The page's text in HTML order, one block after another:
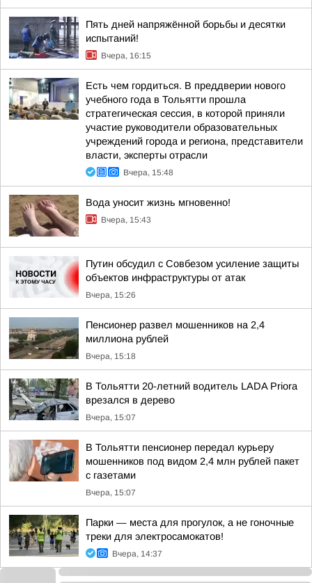
Пять дней напряжённой борьбы и десятки
испытаний!
Вчера, 16:15
Есть чем гордиться. В преддверии нового
учебного года в Тольятти прошла
стратегическая сессия, в которой приняли
участие руководители образовательных
учреждений города и региона, представители
власти, эксперты отрасли
Вчера, 15:48
Вода уносит жизнь мгновенно!
Вчера, 15:43
Путин обсудил с Совбезом усиление защиты
объектов инфраструктуры от атак
Вчера, 15:26
Пенсионер развел мошенников на 2,4
миллиона рублей
Вчера, 15:18
В Тольятти 20-летний водитель LADA Priora
врезался в дерево
Вчера, 15:07
В Тольятти пенсионер передал курьеру
мошенников под видом 2,4 млн рублей пакет
с газетами
Вчера, 15:07
Парки — места для прогулок, а не гоночные
треки для электросамокатов!
Вчера, 14:37